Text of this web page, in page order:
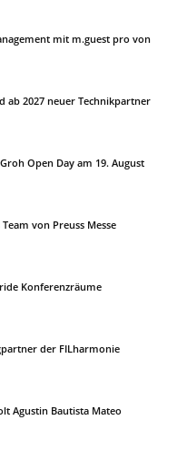
mit m.guest pro von
ab 2027 neuer Technikpartner
Open Day am 19. August
von Preuss Messe
Konferenzräume
der FILharmonie
Agustin Bautista Mateo